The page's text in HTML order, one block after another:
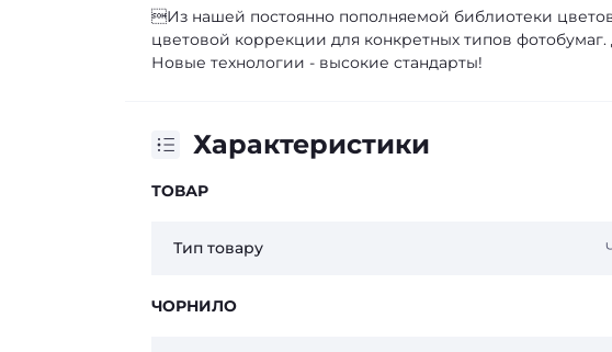
Из нашей постоянно пополняемой библиотеки
цветовой коррекции для конкретных типов
Новые технологии - высокие стандарты!
Характеристики
ТОВАР
Тип товару
ЧОРНИЛО